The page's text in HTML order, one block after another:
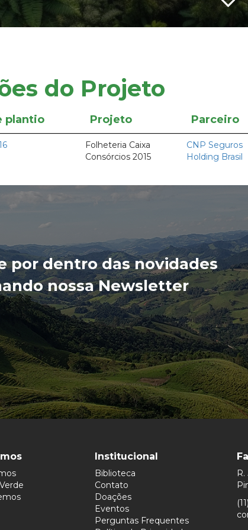
do Projeto
plantio Projeto Parceiro
Folheteria Caixa
Consórcios 2015
CNP Seguros
Holding Brasil
por dentro das novidades
nossa Newsletter
Institucional
Biblioteca
Contato
Doações
Eventos
Perguntas Frequentes